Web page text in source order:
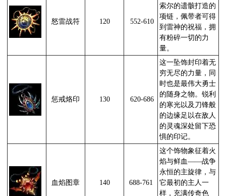
怒雷战符 120 552-610
索尔的遗骸打造的
项链，佩带者可得
到雷神的祝福，拥
有粉碎一切的力
量。
惩戒烙印 130 620-686
这一坠饰封印着无
穷无尽的力量，同
时也是最伟大勇士
的随身之物。锐利
的寒光以及刀锋般
的边缘足以在敌人
的灵魂深处留下恐
惧的印记。
血焰图章 140 688-761
这个饰物象征着火
焰与鲜血——战争
永恒的主旋律，与
它最初的主人一
样，充满传奇色